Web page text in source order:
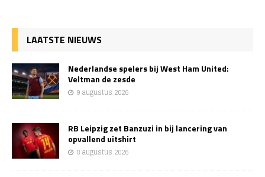
LAATSTE NIEUWS
Nederlandse spelers bij West Ham United:
Veltman de zesde
9 augustus 2026
RB Leipzig zet Banzuzi in bij lancering van
opvallend uitshirt
8 augustus 2026